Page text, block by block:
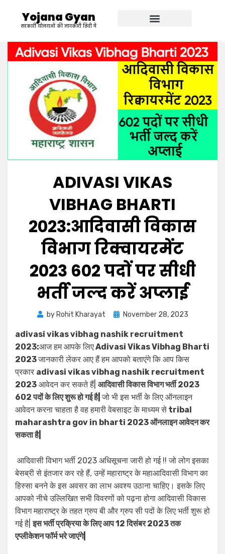
Yojana Gyan
सरकारी योजनाओ की जानकारी हिंदी में
ADIVASI VIKAS
VIBHAG BHARTI
2023:आदिवासी विकास
विभाग रिक्वायरमेंट
2023 602 पदों पर सीधी
भर्ती जल्द करें अप्लाई
by Rohit Kharayat November 28, 2023
adivasi vikas vibhag nashik recruitment
2023:आज हम आपके लिएAdivasi Vikas Vibhag Bharti
2023जानकारी लेकर आए हैं हम आपको बताएंगे कि आप किस
प्रकार adivasi vikas vibhag nashik recruitment
2023 आवेदन कर सकते हैं| आदिवासी विकास विभाग भर्ती 2023
602 पदों के लिए शुरू हो गई है|जो भी इस भर्ती के लिए ऑनलाइन
आवेदन करना चाहता है वह हमारी वेबसाइट के माध्यम से tribal
maharashtra gov in bharti 2023 ऑनलाइन आवेदन कर
सकता है|
आदिवासी विभाग भर्ती 2023 अधिसूचना जारी हो गई !! जो लोग इसका
बेसब्री से इंतजार कर रहे हैं, उन्हें महाराष्ट्र के महाआदिवासी विभाग का
हिस्सा बनने के इस अवसर का लाभ अवश्य उठाना चाहिए। इसके लिए
आपको नीचे उल्लिखित सभी विवरणों को पढ़ना होगा आदिवासी विकास
विभाग महाराष्ट्र के तहत ग्रुप बी और ग्रुप सी पदों के लिए भर्ती शुरू हो
गई है|इस भर्ती प्रक्रिया के लिए आप 12 दिसंबर 2023 तक
एप्लीकेशन फॉर्म भरे जाएंगे|